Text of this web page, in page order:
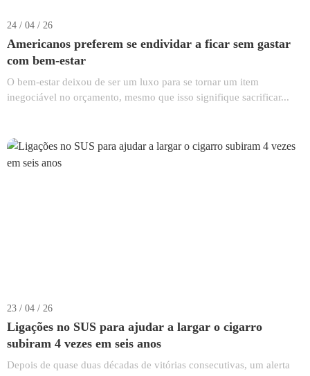
24 / 04 / 26
Americanos preferem se endividar a ficar sem gastar
com bem-estar
O bem-estar deixou de ser um luxo para se tornar um item
inegociável no orçamento, mesmo que isso signifique sacrificar...
23 / 04 / 26
Ligações no SUS para ajudar a largar o cigarro
subiram 4 vezes em seis anos
Depois de quase duas décadas de vitórias consecutivas, um alerta